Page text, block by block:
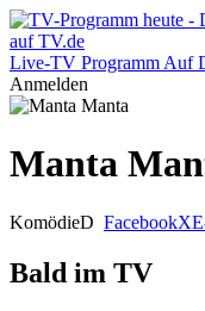
Live-TV Programm Auf
Anmelden
Manta
KomödieD FacebookX
Bald im TV